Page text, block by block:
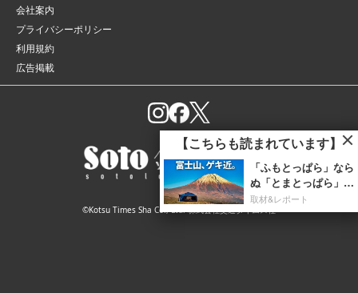
【こちらも読まれています】
「ふもとっぱら」なら
ぬ「とまとっぱら」で
紅富士と日の出の移ろ
いゆく絶景富士山を
取材&レポート
会社案内
プライバシーポリシー
利用規約
広告掲載
©Kotsu Times Sha Co., Ltd. 株式会社交通タイムス社